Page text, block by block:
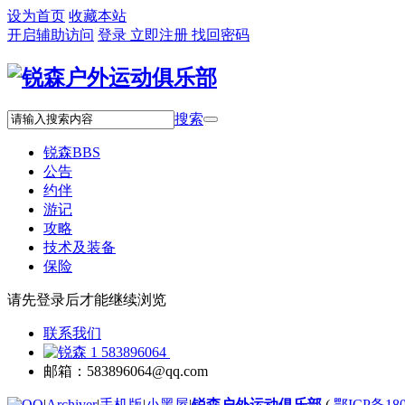
设为首页 收藏本站
开启辅助访问 登录 立即注册 找回密码
搜索
锐森BBS
公告
约伴
游记
攻略
技术及装备
保险
请先登录后才能继续浏览
联系我们
583896064
邮箱：583896064@qq.com